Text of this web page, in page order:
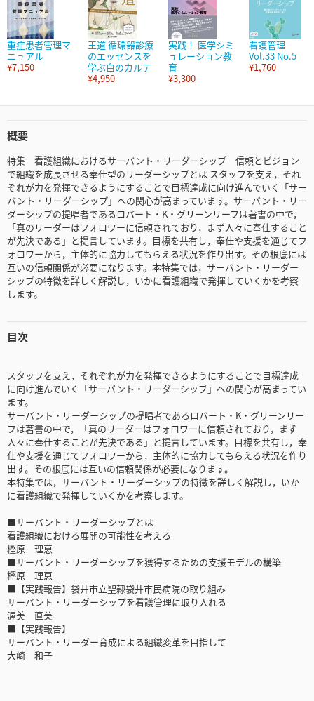
重症患者管理マ
ニュアル
¥7,150
王道 循環器診療
のエッセンスを
学ぶ白のカルテ
¥4,950
実践！ 医学シミ
ュレーション教
育
¥3,300
看護管理
Vol.33 No.5
¥1,760
概要
特集 看護組織におけるサーバント・リーダーシップ 信頼とビジョン
で組織を成長させる奉仕型のリーダーシップとは スタッフを支え，それ
ぞれが力を発揮できるようにすることで目標達成に向け進んでいく「サー
バント・リーダーシップ」への関心が高まっています。サーバント・リー
ダーシップの提唱者であるロバート・K・グリーンリーフは著書の中で，
「真のリーダーはフォロワーに信頼されており，まず人々に奉仕すること
が先決である」と提言しています。目標を共有し，奉仕や支援を通じてフ
ォロワーから，主体的に協力してもらえる状況を作り出す。その根底には
互いの信頼関係が必要になります。本特集では，サーバント・リーダー
シップの特徴を詳しく解説し，いかに看護組織で発揮していくかを考察
します。
目次
スタッフを支え，それぞれが力を発揮できるようにすることで目標達成
に向け進んでいく「サーバント・リーダーシップ」への関心が高まってい
ます。
サーバント・リーダーシップの提唱者であるロバート・K・グリーンリー
フは著書の中で，「真のリーダーはフォロワーに信頼されており，まず
人々に奉仕することが先決である」と提言しています。目標を共有し，奉
仕や支援を通じてフォロワーから，主体的に協力してもらえる状況を作り
出す。その根底には互いの信頼関係が必要になります。
本特集では，サーバント・リーダーシップの特徴を詳しく解説し，いか
に看護組織で発揮していくかを考察します。
■サーバント・リーダーシップとは
看護組織における展開の可能性を考える
樫原 理恵
■サーバント・リーダーシップを獲得するための支援モデルの構築
樫原 理恵
■【実践報告】袋井市立聖隷袋井市民病院の取り組み
サーバント・リーダーシップを看護管理に取り入れる
渥美 直美
■【実践報告】
サーバント・リーダー育成による組織変革を目指して
大崎 和子